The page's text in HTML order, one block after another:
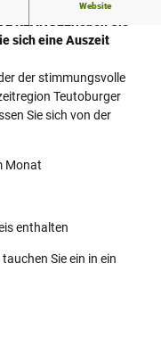
Website
sich eine Auszeit
der stimmungsvolle
Teutoburger
Sie sich von der
Monat
enthalten
Sie ein in ein